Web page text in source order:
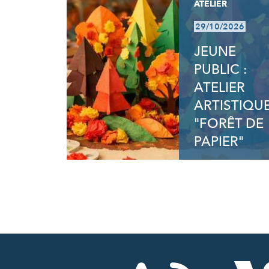
ATELIER
29/10/2026
JEUNE
PUBLIC :
ATELIER
"FORÊT DE
PAPIER"